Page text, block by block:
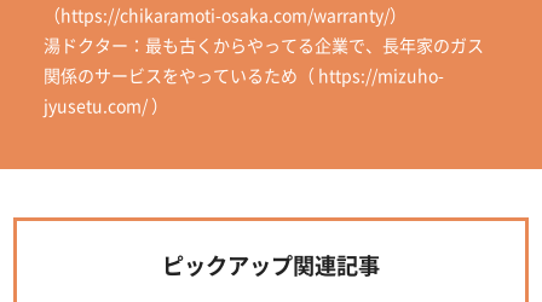
（https://chikaramoti-osaka.com/warranty/）
湯ドクター：最も古くからやってる企業で、長年家のガス
関係のサービスをやっているため（ https://mizuho-
jyusetu.com/ ）
ピックアップ関連記事